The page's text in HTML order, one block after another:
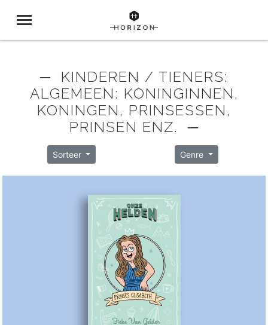
─ KINDEREN / TIENERS:
ALGEMEEN: KONINGINNEN,
KONINGEN, PRINSESSEN,
PRINSEN ENZ. ─
Sorteer Genre